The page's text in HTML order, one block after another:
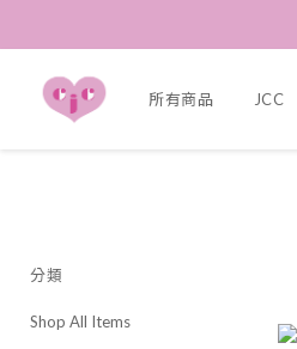
所有商品 JCC
分類
Shop All Items